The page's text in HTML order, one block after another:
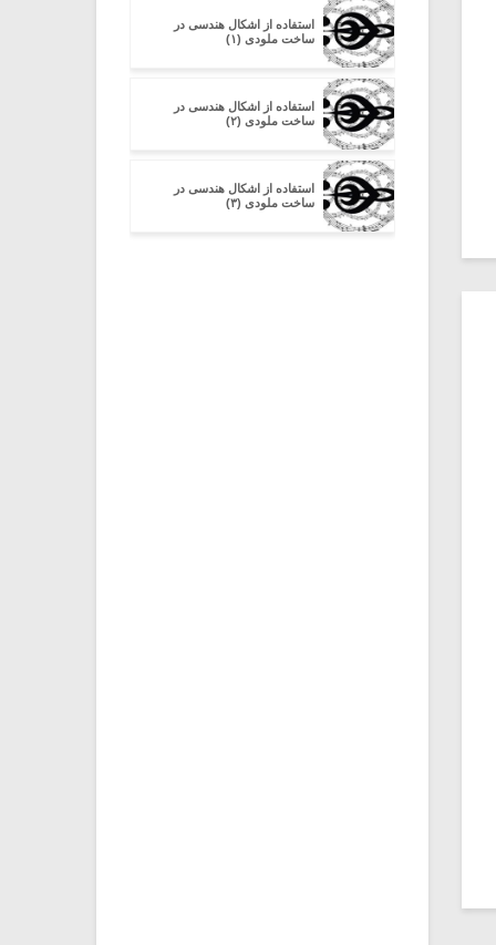
استفاده از اشکال هندسی در
ساخت ملودی (۱)
استفاده از اشکال هندسی در
ساخت ملودی (۲)
استفاده از اشکال هندسی در
ساخت ملودی (۳)